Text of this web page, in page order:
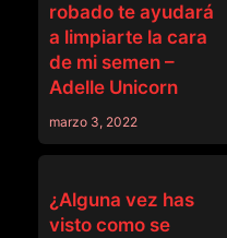
robado te ayudará
a limpiarte la cara
de mi semen –
Adelle Unicorn
marzo 3, 2022
¿Alguna vez has
visto como se